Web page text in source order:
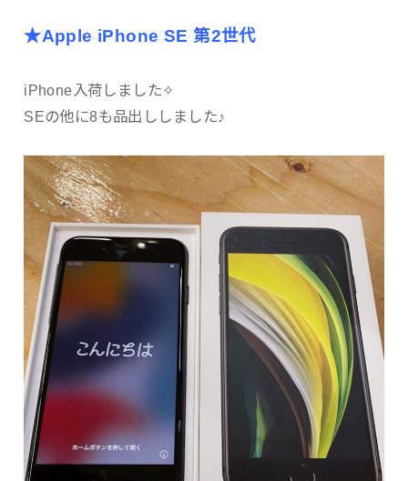
★Apple iPhone SE 第2世代
iPhone入荷しました✧︎
SEの他に8も品出ししました♪